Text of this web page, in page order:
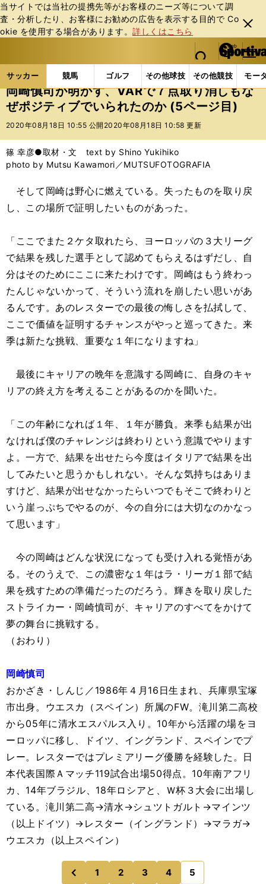
当サイトでは当社の提携先等がお客様のニーズ等について調
査・分析したり、お客様にお勧めの広告を表⽰する⽬的で Co
okie を使⽤する場合があります。詳しくはこちら
閉じ
る
web Sportiva (webスポルティーバ)
検索
マイペ
ー
ジ
メニュ
サッカー 競馬 ゴルフ その他球技 その他競技 モー
ス
ポ
ル
バ
サッカーの記事一覧 海外サッカー 海外サッカー
岡崎慎司が明かす、VARで７点取り消しもな
ぜポジティブでいられたのか (5ページ目)
2020年08月18日 10:55 公開 2020年08月18日 10:58 更新
篠 幸彦●取材・文 text by Shino Yukihiko
photo by Mutsu Kawamori／MUTSUFOTOGRAFIA
そして岡崎は野心に燃えている。失ったものを取り戻
し、この場所で証明したいものがあった。
「ここでまた２ケタ取れたら、ヨーロッパの３大リーグ
で結果を残した選手として認めてもらえるはずだし、自
分はそのためにここに来たわけです。岡崎はもう終わっ
たんじゃないかって、そういう流れを崩したい思いがあ
るんです。あのレスターでの最後の悔しさを払拭して、
ここで価値を証明するチャンスがやっと巡ってきた。来
季は新たな挑戦、重要な１年になりますね」
最後にキャリアの晩年を意識する岡崎に、自身のキャ
リアの終え方を考えることがあるのかを聞いた。
「この年齢になれば１年、１年が勝負。来季も結果が出
なければ僕のチャレンジは終わりという意識でやります
よ。一方で、結果を出せたら今度はイタリアで結果を出
してみたいと思うかもしれない。そんな気持ちはありま
すけど、結果が出せなかったらいつでもそこで終わりと
いう崖っぷちでやるのが、今の自分には大切なのかなっ
て思います」
今の岡崎はどんな状況になっても受け入れる覚悟があ
る。そのうえで、この濃密な１年はラ・リーガ１部で結
果を残すための準備だったのだろう。輝きを取り戻した
ストライカー・岡崎慎司が、キャリアのすべてをかけて
夢の舞台に挑戦する。
（おわり）
岡崎慎司
おかざき・しんじ／1986年４月16日生まれ、兵庫県宝塚
市出身。ウエスカ（スペイン）所属のFW。滝川第二高校
から05年に清水エスパルス入り。10年から活躍の場をヨ
ーロッパに移し、ドイツ、イングランド、スペインでプ
レー。レスターではプレミアリーグ優勝を経験した。日
本代表国際Ａマッチ119試合出場50得点。10年南アフリ
カ、14年ブラジル、18年ロシアと、Ｗ杯３大会に出場し
ている。滝川第二高→清水→シュツトガルト→マインツ
（以上ドイツ）→レスター（イングランド）→マラガ→
ウエスカ（以上スペイン）
前
のページへ
1 2 3 4 5